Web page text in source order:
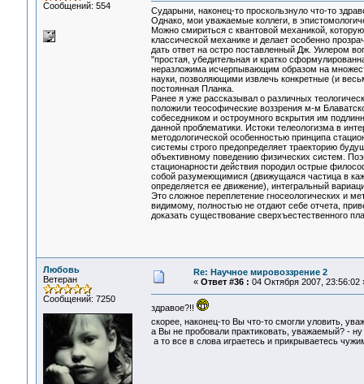
Сообщений: 554
Сударыни, наконец-то проскользнуло что-то
Однако, мои уважаемые коллеги, в
Можно смириться с квантовой механикой,
классической механике и делает особенно
дать ответ на остро поставленный Дж. Уилером
"простая, убедительная и кратко
неразложима исчерпывающим образом на
науки, позволяющими извлечь конкретные (и
постоянная Планка.
Ранее я уже рассказывал о различных
положили теософические воззрения м-м
собеседником и остроумного вскрытия им
данной проблематики. Истоки телеологизма в
методологической особенностью принципа
системы строго предопределяет траекторию
объективному поведению физических систем.
стационарности действия породил острые
собой разумеющимися (движущаяся частица в
определяется ее движение), интегральный
Это сложное переплетение гносеологических и
видимому, полностью не отдают себе отчета,
доказать существование сверхъестественного
Любовь
Ветеран
Сообщений: 7250
Re: Научное мировоззрение 2
« Ответ #36 : 04 Октября 2007, 23:56:02
здравое?!!
скорее, наконец-то Вы что-то смогли уловить,
а Вы не пробовали практиковать, уважаемый? -
а то все в слова играетесь и прикрываетесь